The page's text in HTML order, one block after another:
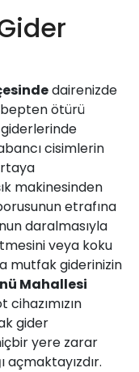
dairenizde
ötürü
cisimlerin
makinesinden
etrafına
daralmasıyla
veya koku
mutfak giderinizin
Mahallesi
gider
yere zarar
açmaktayızdır.